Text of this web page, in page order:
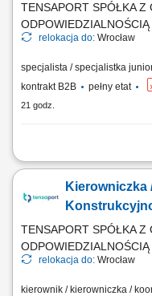
TENSAPORT SPÓŁKA Z
ODPOWIEDZIALNOŚCIĄ
relokacja do: Wrocław
specjalista / specjalistka
kontrakt B2B
pełny etat
21 godz.
Zadania: Operacyjne
harmonogramem, projektami
Weryfikacja zużycia
TENSAPORT SPÓŁKA Z
ODPOWIEDZIALNOŚCIĄ
relokacja do: Wrocław
kierownik / kierowniczka /